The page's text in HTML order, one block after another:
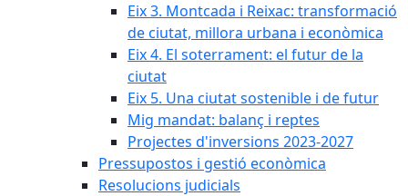
Eix 3. Montcada i Reixac: transformació
de ciutat, millora urbana i econòmica
Eix 4. El soterrament: el futur de la
ciutat
Eix 5. Una ciutat sostenible i de futur
Mig mandat: balanç i reptes
Projectes d'inversions 2023-2027
Pressupostos i gestió econòmica
Resolucions judicials